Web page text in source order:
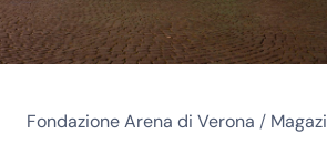
Fondazione Arena di Verona /